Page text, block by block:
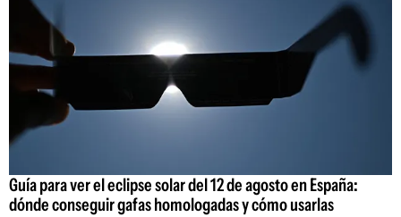
Guía para ver el eclipse solar del 12 de agosto en España:
dónde conseguir gafas homologadas y cómo usarlas